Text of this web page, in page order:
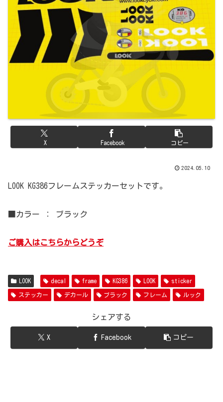
X Facebook コピー
2024.05.10
LOOK KG386フレームステッカーセットです。
■カラー ： ブラック
ご購入はこちらからどうぞ
LOOK decal frame KG386 LOOK sticker
ステッカー デカール ブラック フレーム ルック
シェアする
X Facebook コピー